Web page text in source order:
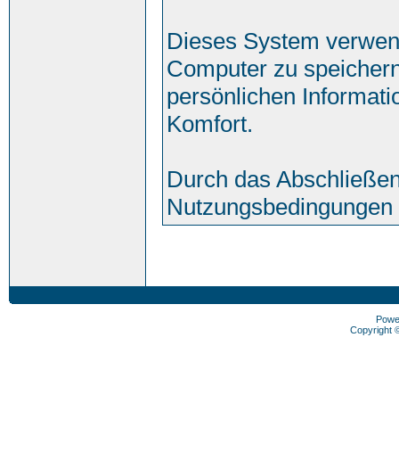
Dieses System
Computer zu
persönlichen
Komfort.
Durch das
Nutzungsbedingungen
Copyright